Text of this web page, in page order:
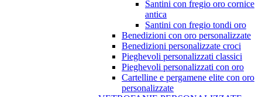
Santini con fregio oro cornice
antica
Santini con fregio tondi oro
Benedizioni con oro personalizzate
Benedizioni personalizzate croci
Pieghevoli personalizzati classici
Pieghevoli personalizzati con oro
Cartelline e pergamene elite con oro
personalizzate